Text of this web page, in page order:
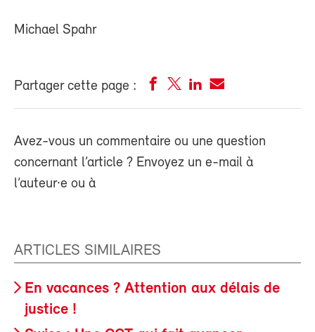
Michael Spahr
Partager cette page :
Avez-vous un commentaire ou une question
concernant l’article ? Envoyez un e-mail à
l’auteur·e ou à
ARTICLES SIMILAIRES
En vacances ? Attention aux délais de
justice !